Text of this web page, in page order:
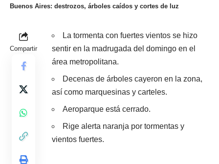
Buenos Aires: destrozos, árboles caídos y cortes de luz
Compartir
La tormenta con fuertes vientos se hizo
sentir en la madrugada del domingo en el
área metropolitana.
Decenas de árboles cayeron en la zona,
así como marquesinas y carteles.
Aeroparque está cerrado.
Rige alerta naranja por tormentas y
vientos fuertes.